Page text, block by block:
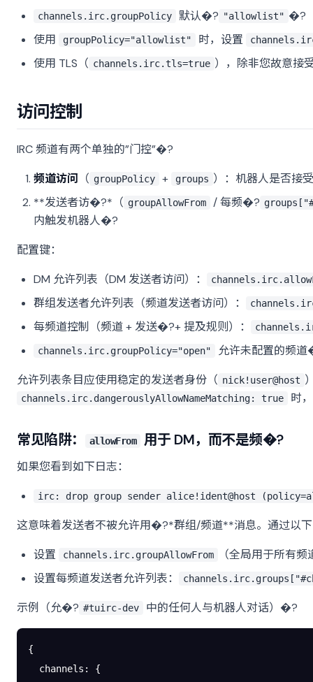
channels.irc.groupPolicy 默认�? "allowlist" �?
使用
groupPolicy="allowlist" 时，设置
使用 TLS（ channels.irc.tls=true ），除非您故意接
访问控制
IRC 频道有两个单独的”门控”�?
频道访问 （ groupPolicy + groups ）：机器人是否接
**发送者访�?*（ groupAllowFrom / 每频�?
内触发机器人�?
配置键：
DM 允许列表（DM 发送者访问）：
群组发送者允许列表（频道发送者访问）：
每频道控制（频道 + 发送�?+ 提及规则）：
channels.irc.groupPolicy="open"
允许未配置的频
允许列表条目应使用稳定的发送者身份（ nick!user@host
channels.irc.dangerouslyAllowNameMatching: true 时
常见陷阱： allowFrom 用于 DM，而不是频�?
如果您看到如下日志：
irc: drop group sender alice!ident@host
这意味着发送者不被允许用�?*群组/频道**消息。通过以
设置
channels.irc.groupAllowFrom
（全局用于所有
设置每频道发送者允许列表：
示例（允�? #tuirc-dev 中的任何人与机器人对话）�?
{
  channels
: {